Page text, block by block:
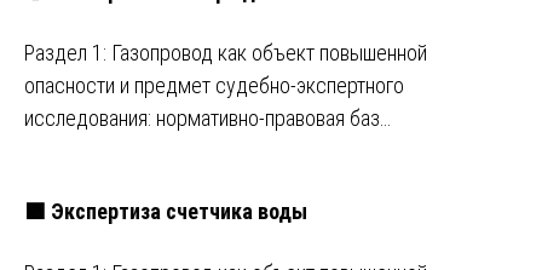
Раздел 1: Газопровод как объект повышенной
опасности и предмет судебно-экспертного
исследования: нормативно-правовая баз…
🟩 Экспертиза счетчика воды